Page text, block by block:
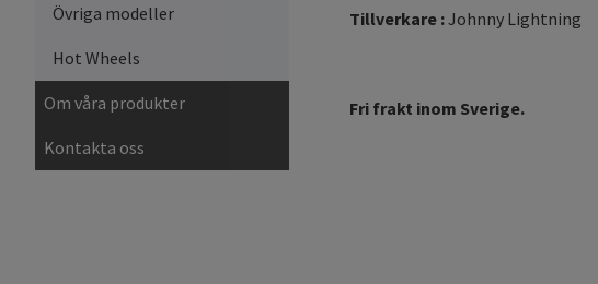
Övriga modeller
Hot Wheels
Om våra produkter
Kontakta oss
Tillverkare :Johnny Lightning
Fri frakt inom Sverige.